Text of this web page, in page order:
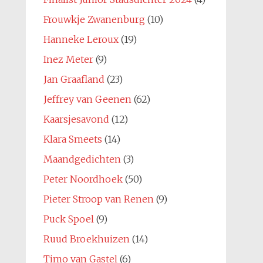
Frouwkje Zwanenburg (10)
Hanneke Leroux(19)
Inez Meter(9)
Jan Graafland (23)
Jeffrey van Geenen(62)
Kaarsjesavond (12)
Klara Smeets (14)
Maandgedichten(3)
Peter Noordhoek(50)
Pieter Stroop van Renen(9)
Puck Spoel(9)
Ruud Broekhuizen(14)
Timo van Gastel(6)